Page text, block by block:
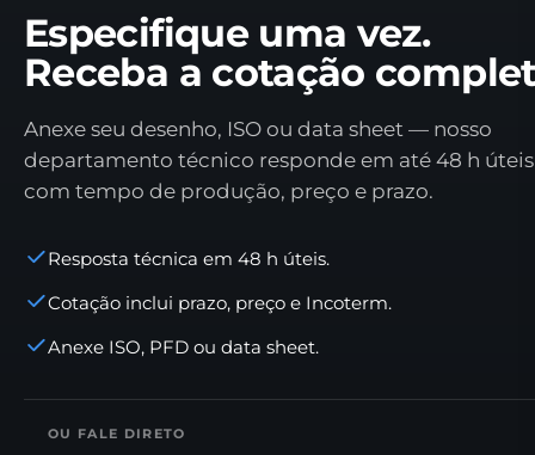
Especifique uma vez.
Receba a cotação
Anexe seu desenho, ISO ou data sheet — nosso
departamento técnico responde em até 48 h úteis
com tempo de produção, preço e prazo.
Resposta técnica em 48 h úteis.
Cotação inclui prazo, preço e Incoterm.
Anexe ISO, PFD ou data sheet.
OU FALE DIRETO